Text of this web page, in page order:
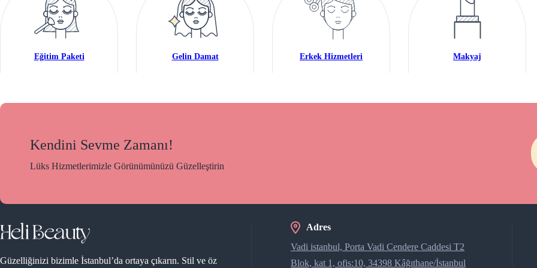
Eğitim Paketi Gelin Damat Erkek Hizmetleri Makyaj
Kendini Sevme Zamanı!
Lüks Hizmetlerimizle Görünümünüzü Güzelleştirin
Güzelliğinizi bizimle İstanbul’da ortaya çıkarın. Stil ve öz
Adres
Vadi istanbul, Porta Vadi Cendere Caddesi​ T2
Blok, kat 1, ofis:10, 34398 Kâğıthane/İstanbul